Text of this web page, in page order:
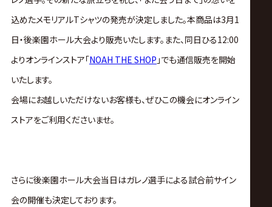
ア
公
式
サ
ト
込めたメモリアルTシャツの発売が決定しました。本商品は3月1
日・後楽園ホール大会より販売いたします。 また、同日ひる12:00
よりオンラインストア「NOAH THE SHOP 」でも通信販売を開始
いたします。
会場にお越しいただけないお客様も、ぜひこの機会にオンライン
ストアをご利用くださいませ。
さらに後楽園ホール大会当日はガレノ選手による試合前サイン
会の開催も決定しております。